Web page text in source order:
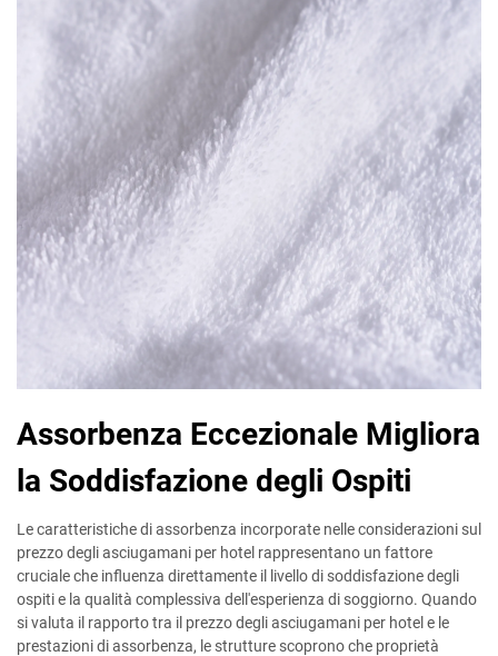
Assorbenza Eccezionale Migliora
la Soddisfazione degli Ospiti
Le caratteristiche di assorbenza incorporate nelle considerazioni sul
prezzo degli asciugamani per hotel rappresentano un fattore
cruciale che influenza direttamente il livello di soddisfazione degli
ospiti e la qualità complessiva dell'esperienza di soggiorno. Quando
si valuta il rapporto tra il prezzo degli asciugamani per hotel e le
prestazioni di assorbenza, le strutture scoprono che proprietà